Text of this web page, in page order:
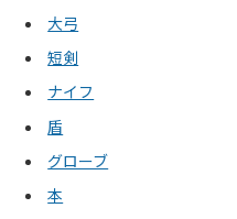
大弓
短剣
ナイフ
盾
グローブ
本